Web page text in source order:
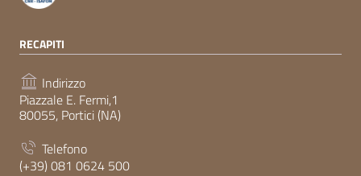
RECAPITI
Indirizzo
Piazzale E. Fermi,1
80055, Portici (NA)
Telefono
(+39) 081 0624 500